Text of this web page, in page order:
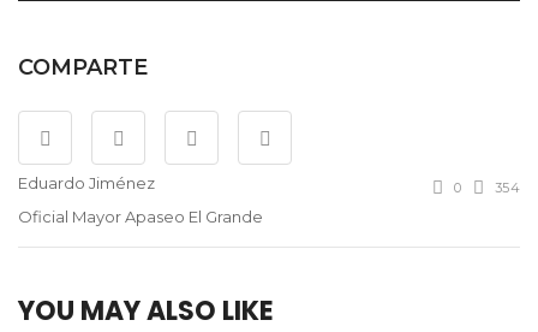
COMPARTE
Eduardo Jiménez
Oficial Mayor Apaseo El Grande
0 354
YOU MAY ALSO LIKE